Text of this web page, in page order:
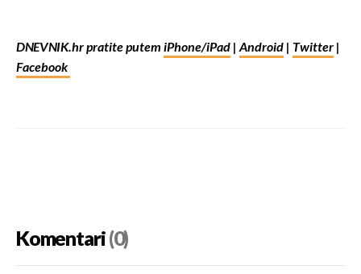
DNEVNIK.hr pratite putem iPhone/iPad |Android | Twitter |
Facebook
Komentari(0)